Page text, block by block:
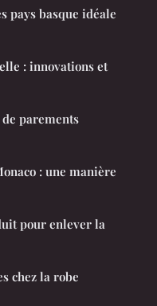
pays basque idéale
: innovations et
parements
: une manière
pour enlever la
chez la robe